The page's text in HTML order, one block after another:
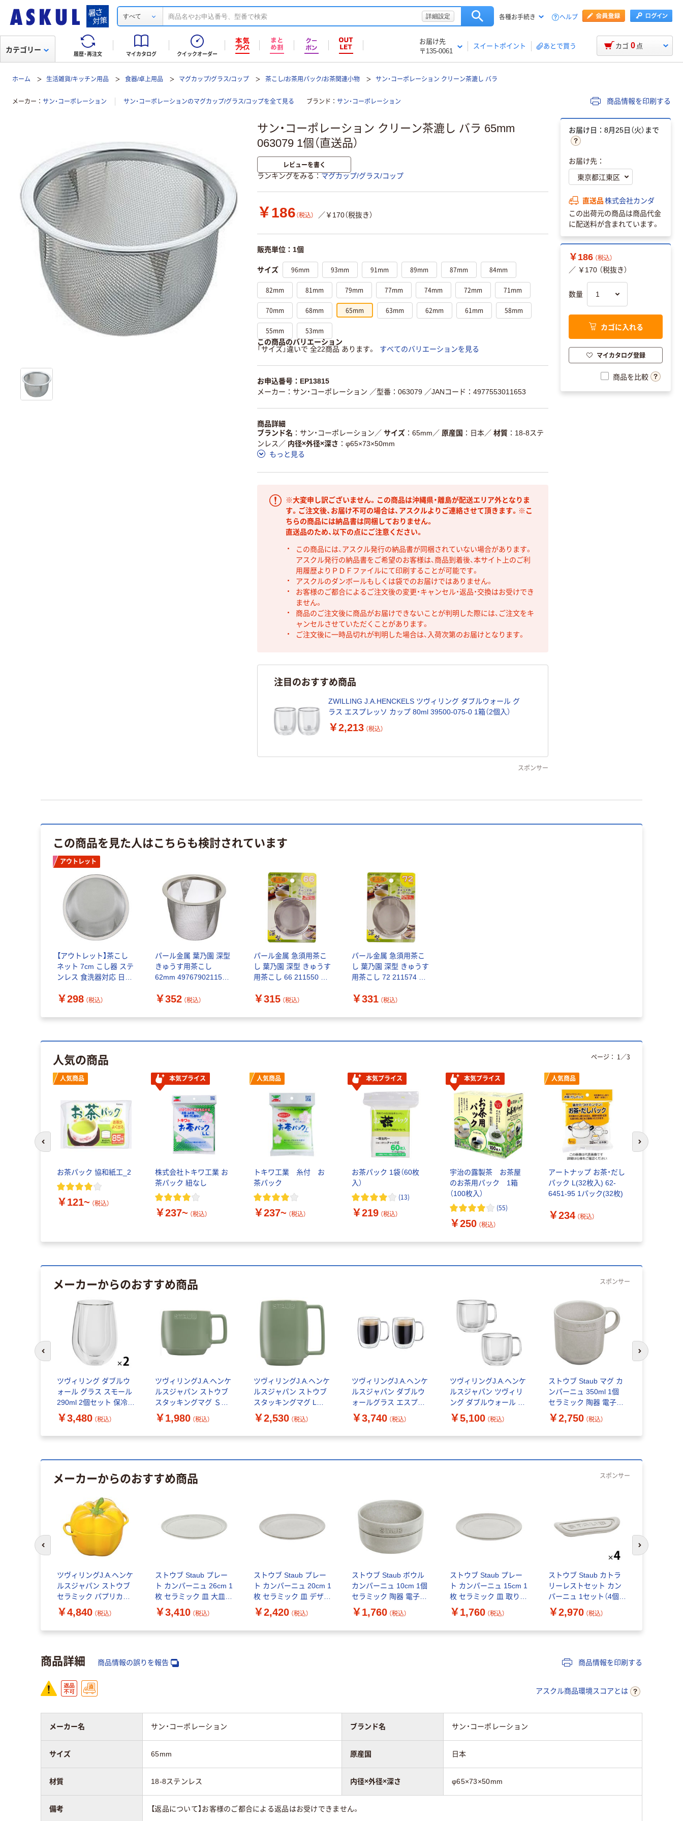
すべて 詳細設定 各種お手続き ヘルプ
履歴・再注文 マイカタログ クイックオーダー
お届け先
〒135-0061
スイートポイント あとで買う
カテゴリー カゴ 0 点
ホーム 生活雑貨/キッチン用品 食器/卓上用品 マグカップ/グラス/コップ 茶こし/お茶用パック/お茶関連小物 サン・コーポレーション クリーン茶漉し バラ
メーカー サン・コーポレーション サン・コーポレーションのマグカップ/グラス/コップを全て見る ブランド サン・コーポレーション 商品情報を印刷する
サン・コーポレーション クリーン茶漉し バラ 65mm
063079 1個（直送品）
レビューを書く
ランキングをみる マグカップ/グラス/コップ
￥186 （税込） ／￥170（税抜き）
販売単位：1個
サイズ 96mm 93mm 91mm 89mm 87mm 84mm
82mm 81mm 79mm 77mm 74mm 72mm 71mm
70mm 68mm 65mm 63mm 62mm 61mm 58mm
55mm 53mm
この商品のバリエーション
「サイズ」違いで 全22商品 あります。
すべてのバリエーションを見る
お申込番号：EP13815
メーカー：サン・コーポレーション ／型番：063079 ／JANコード：4977553011653
商品詳細
ブランド名
サン・コーポレーション ／ サイズ 65mm ／ 原産国 日本／ 材質
18-8ステ
ンレス ／ 内径×外径×深さ
φ65×73×50mm
もっと見る
※大変申し訳ございません。この商品は沖縄県・離島が配送エリア外となりま
す。ご注文後、お届け不可の場合は、アスクルよりご連絡させて頂きます。※こ
ちらの商品には納品書は同梱しておりません。
直送品のため、以下の点にご注意ください。
この商品には、アスクル発行の納品書が同梱されていない場合があります。
アスクル発行の納品書をご希望のお客様は、商品到着後、本サイト上のご利
用履歴よりＰＤＦファイルにて印刷することが可能です。
アスクルのダンボールもしくは袋でのお届けではありません。
お客様のご都合によるご注文後の変更・キャンセル・返品・交換はお受けでき
ません。
商品のご注文後に商品がお届けできないことが判明した際には、ご注文をキ
ャンセルさせていただくことがあります。
ご注文後に一時品切れが判明した場合は、入荷次第のお届けとなります。
注目のおすすめ商品
ZWILLING J.A.HENCKELS ツヴィリング ダブルウォール グ
ラス エスプレッソ カップ 80ml 39500-075-0 1箱（2個入）
￥2,213 （税込）
スポンサー
お届け日：8月25日（火）まで
お届け先：
直送品株式会社カンダ
この出荷元の商品は商品代金
に配送料が含まれています。
￥186 （税込）
／ ￥170 （税抜き）
数量
カゴに入れる
マイカタログ登録
商品を比較
この商品を見た人はこちらも検討されています
アウトレット
【アウトレット】茶こし
ネット 7cm こし器 ステ
ンレス 食洗器対応 日本
貝印
￥298 （税込）
パール金属 葉乃園 深型
きゅうす用茶こし
62mm 4976790211543
￥352 （税込）
パール金属 急須用茶こ
し 葉乃園 深型 きゅうす
用茶こし 66 211550 1
￥315 （税込）
パール金属 急須用茶こ
し 葉乃園 深型 きゅうす
用茶こし 72 211574 1
￥331 （税込）
人気の商品
人気商品
お茶パック 協和紙工_2
￥121~ （税込）
本気プライス
株式会社トキワ工業 お
茶パック 紐なし
￥237~ （税込）
人気商品
トキワ工業 糸付 お
茶パック
￥237~ （税込）
本気プライス
お茶パック 1袋（60枚
入）
(13)
￥219 （税込）
本気プライス
宇治の露製茶 お茶屋
のお茶用パック 1箱
（100枚入）
(55)
￥250 （税込）
人気商品
アートナップ お茶・だし
パック L(32枚入) 62-
6451-95 1パック(32枚)
￥234 （税込）
ページ： 1 ／3
前のスライドへ 次のスライド
メーカーからのおすすめ商品 スポンサー
ツヴィリング ダブルウ
ォール グラス スモール
290ml 2個セット 保冷
保温 ツヴィリングJ.A.
ヘンケルスジャパン
￥3,480 （税込）
ツヴィリングJ.A.ヘンケ
ルスジャパン ストウブ
スタッキングマグ Ｓ
250ml ユーカリ レンジ
カップ 食洗機 1個
￥1,980 （税込）
ツヴィリングJ.A.ヘンケ
ルスジャパン ストウブ
スタッキングマグ L
475ml ユーカリ レンジ
カップ 食洗機 1個
￥2,530 （税込）
ツヴィリングJ.A.ヘンケ
ルスジャパン ダブルウ
ォールグラス エスプレ
ッソ140ml 2個セット レ
ンジ 耐熱 1個
￥3,740 （税込）
ツヴィリングJ.A.ヘンケ
ルスジャパン ツヴィリ
ング ダブルウォール グ
ラス カプチーノ 450ml
2pcs セット 1セット
￥5,100 （税込）
ストウブ Staub マグ カ
ンパーニュ 350ml 1個
セラミック 陶器 電子レ
ンジ対応 【日本正規販売
品】 40508-034
￥2,750 （税込）
前のスライドへ 次のスライド
メーカーからのおすすめ商品 スポンサー
ツヴィリングJ.A.ヘンケ
ルスジャパン ストウブ
セラミック パプリカコ
コット イエロー レンジ
オーブン 1個
￥4,840 （税込）
ストウブ Staub プレー
ト カンパーニュ 26cm 1
枚 セラミック 皿 大皿
陶器 電子レンジ対応
【日本正規販売品】
￥3,410 （税込）
ストウブ Staub プレー
ト カンパーニュ 20cm 1
枚 セラミック 皿 デザー
ト皿 陶器 電子レンジ対
応 【日本正規販売品】
￥2,420 （税込）
ストウブ Staub ボウル
カンパーニュ 10cm 1個
セラミック 陶器 電子レ
ンジ対応 【日本正規販売
品】 40508-031
￥1,760 （税込）
ストウブ Staub プレー
ト カンパーニュ 15cm 1
枚 セラミック 皿 取り皿
陶器 電子レンジ対応
【日本正規販売品】
￥1,760 （税込）
ストウブ Staub カトラ
リーレストセット カン
パーニュ 1セット（4個
入）セラミック 箸置き
陶器 【日本正規販売品】
￥2,970 （税込）
前のスライドへ 次のスライド
商品詳細 商品情報の誤りを報告 商品情報を印刷する
アスクル商品環境スコアとは
メーカー名 サン・コーポレーション ブランド名 サン・コーポレーション
サイズ 65mm 原産国 日本
材質 18-8ステンレス 内径×外径×深さ φ65×73×50mm
備考 【返品について】お客様のご都合による返品はお受けできません。